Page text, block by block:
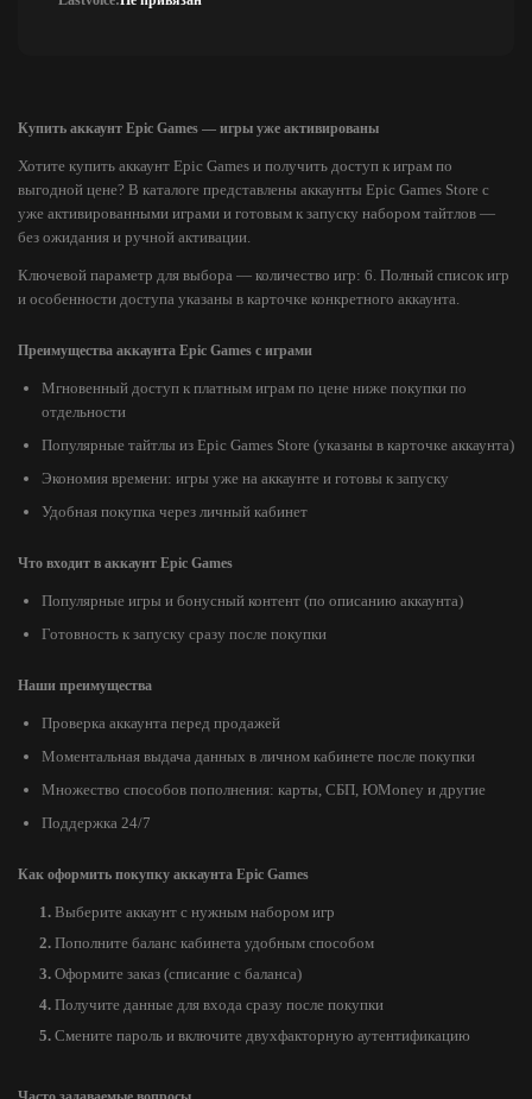
Купить аккаунт Epic Games — игры уже активированы
Хотите купить аккаунт Epic Games и получить доступ к играм по
выгодной цене? В каталоге представлены аккаунты Epic Games Store с
уже активированными играми и готовым к запуску набором тайтлов —
без ожидания и ручной активации.
Ключевой параметр для выбора — количество игр: 6. Полный список игр
и особенности доступа указаны в карточке конкретного аккаунта.
Преимущества аккаунта Epic Games с играми
Мгновенный доступ к платным играм по цене ниже покупки по
отдельности
Популярные тайтлы из Epic Games Store (указаны в карточке аккаунта)
Экономия времени: игры уже на аккаунте и готовы к запуску
Удобная покупка через личный кабинет
Что входит в аккаунт Epic Games
Популярные игры и бонусный контент (по описанию аккаунта)
Готовность к запуску сразу после покупки
Наши преимущества
Проверка аккаунта перед продажей
Моментальная выдача данных в личном кабинете после покупки
Множество способов пополнения: карты, СБП, ЮMoney и другие
Поддержка 24/7
Как оформить покупку аккаунта Epic Games
Выберите аккаунт с нужным набором игр
Пополните баланс кабинета удобным способом
Оформите заказ (списание с баланса)
Получите данные для входа сразу после покупки
Смените пароль и включите двухфакторную аутентификацию